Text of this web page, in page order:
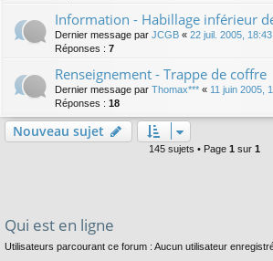
Information - Habillage inférieur
Dernier message par JCGB « 22 juil. 2005, 18:43
Réponses : 7
Renseignement - Trappe de coffre
Dernier message par Thomax*** « 11 juin 2005,
Réponses : 18
Nouveau sujet
145 sujets • Page 1 sur 1
Qui est en ligne
Utilisateurs parcourant ce forum : Aucun utilisateur